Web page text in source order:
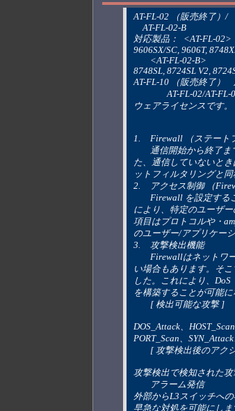
AT-FL-02 （販売終了）/
対応製品： 	<AT-FL-02>
9606SX/SC, 9606T,
	<AT-FL-02-B>
8748SL, 8724SL V2,
		AT-FL-02/AT-FL-02-B・AT-FL-10は、ファイアウォール機能、アドレス変換機能を追加するためのソフト
ウェアライセンスです。
1. 	Firewall （ステー
た、通信していないと
ットフィルタリングと
2. 	アクセス制御 （
	Firewall を設定することにより外部からのアクセスが不能になりますが、このアクセス制御を設定すること
により、特定のユーザ
項目はプロトコルや・
のユーザー/アプリケー
3. 	攻撃検出機能
	Firewallはネットワークを出入りするパケットのチェックを行いますが、それでも中には攻撃を防ぎ切れな
い場合もあります。そ
した。これにより、
を構築することが可能に
	[ 検出可能な攻撃 ]
DOS_Attack、
PORT_Scan、
[ 攻撃検出後のアク
攻撃検出で検知された
	アラーム発信
外部からL3スイッチへ
早急な対処を可能にしま